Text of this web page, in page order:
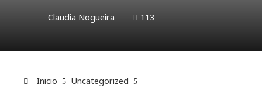
Claudia Nogueira 113
Inicio
Uncategorized